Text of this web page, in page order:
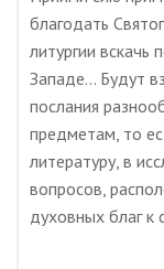
благодать
литургии вскачь
Западе... Будут
послания
предметам, то
литературу, в
вопросов,
духовных благ к